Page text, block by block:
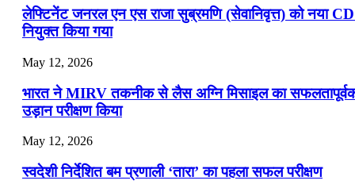
लेफ्टिनेंट जनरल एन एस राजा सुब्रमणि (सेवानिवृत्त) को नया
नियुक्त किया गया
May 12, 2026
भारत ने MIRV तकनीक से लैस अग्नि मिसाइल का
उड़ान परीक्षण किया
May 12, 2026
स्वदेशी निर्देशित बम प्रणाली ‘तारा’ का पहला सफल परीक्षण